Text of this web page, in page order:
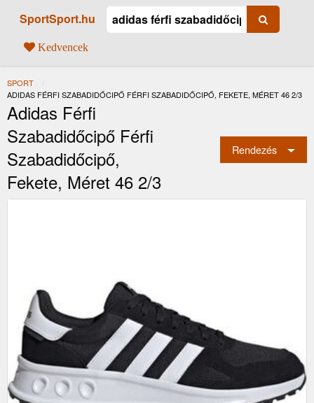
SportSport.hu
Kedvencek
SPORT
JELENLEGI:
ADIDAS FÉRFI SZABADIDŐCIPŐ FÉRFI SZABADIDŐCIPŐ, FEKETE, MÉRET 46 2/3
Adidas Férfi
Szabadidőcipő Férfi
Szabadidőcipő,
Fekete, Méret 46 2/3
Rendezés